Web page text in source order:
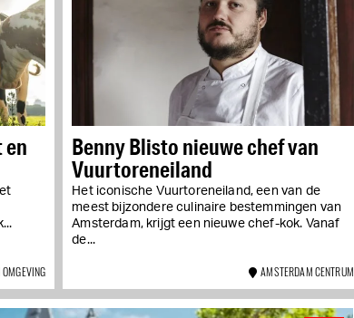
en
Benny Blisto nieuwe chef van
Vuurtoreneiland
Het iconische Vuurtoreneiland, een van de
meest bijzondere culinaire bestemmingen van
Amsterdam, krijgt een nieuwe chef-kok. Vanaf
de...
AMSTERDAM CENTRUM